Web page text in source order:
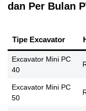
dan Per Bulan
Tipe Excavator
Excavator Mini PC
40
Excavator Mini PC
50